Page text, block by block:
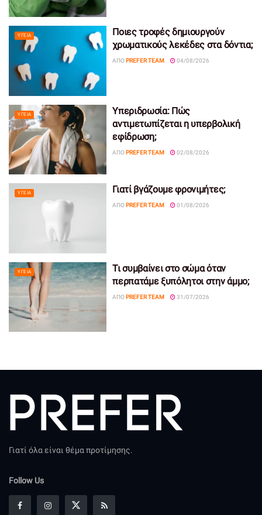
ΥΓΕΊΑ
Ποιες τροφές δημιουργούν
χρωματικούς λεκέδες στα δόντια;
ΑΠΌ PREFER TEAM 04/08/2026
ΥΓΕΊΑ
Υπεριδρωσία: Πώς
αντιμετωπίζεται η υπερβολική
εφίδρωση;
ΑΠΌ PREFER TEAM 02/08/2026
ΥΓΕΊΑ Γιατί βγάζουμε φρονιμήτες;
ΑΠΌ PREFER TEAM 01/08/2026
ΥΓΕΊΑ
Τι συμβαίνει στο σώμα όταν
περπατάμε ξυπόλητοι στην άμμο;
ΑΠΌ PREFER TEAM 31/07/2026
Γιατί όλα είναι θέμα προτίμησης.
Follow Us